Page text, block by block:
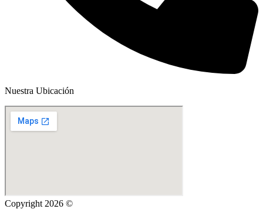
Nuestra Ubicación
Copyright 2026 ©